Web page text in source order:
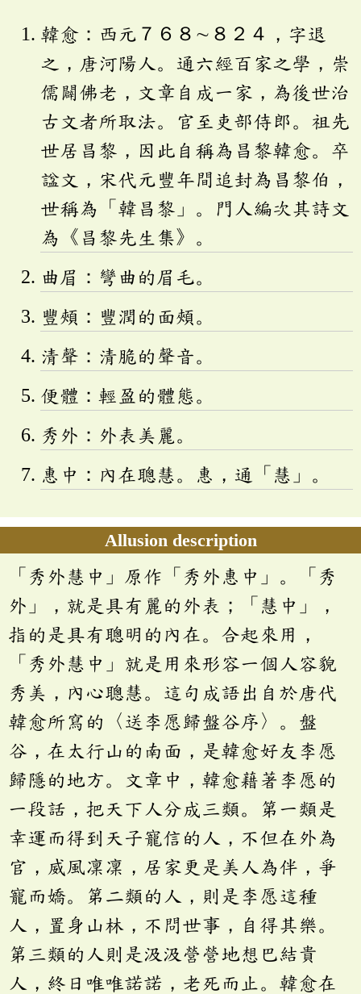
韓愈：西元７６８∼８２４，字退
之，唐河陽人。通六經百家之學，崇
儒闢佛老，文章自成一家，為後世治
古文者所取法。官至吏部侍郎。祖先
世居昌黎，因此自稱為昌黎韓愈。卒
諡文，宋代元豐年間追封為昌黎伯，
世稱為「韓昌黎」。門人編次其詩文
為《昌黎先生集》。
曲眉：彎曲的眉毛。
豐頰：豐潤的面頰。
清聲：清脆的聲音。
便體：輕盈的體態。
秀外：外表美麗。
惠中：內在聰慧。惠，通「慧」。
Allusion description
「秀外慧中」原作「秀外惠中」。「秀
外」，就是具有麗的外表；「慧中」，
指的是具有聰明的內在。合起來用，
「秀外慧中」就是用來形容一個人容貌
秀美，內心聰慧。這句成語出自於唐代
韓愈所寫的〈送李愿歸盤谷序〉。盤
谷，在太行山的南面，是韓愈好友李愿
歸隱的地方。文章中，韓愈藉著李愿的
一段話，把天下人分成三類。第一類是
幸運而得到天子寵信的人，不但在外為
官，威風凜凜，居家更是美人為伴，爭
寵而嬌。第二類的人，則是李愿這種
人，置身山林，不問世事，自得其樂。
第三類的人則是汲汲營營地想巴結貴
人，終日唯唯諾諾，老死而止。韓愈在